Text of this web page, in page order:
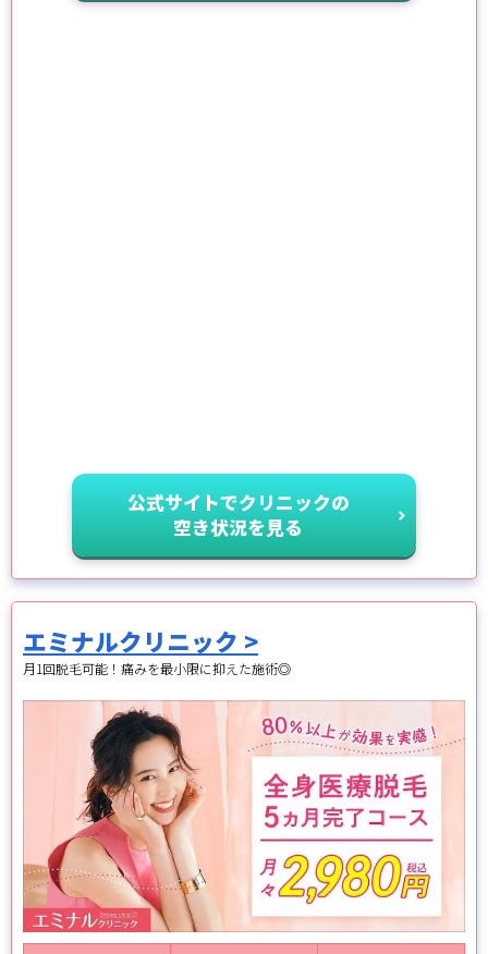
公式サイトでクリニックの
空き状況を見る
エミナルクリニック >
月1回脱毛可能！痛みを最小限に抑えた施術◎